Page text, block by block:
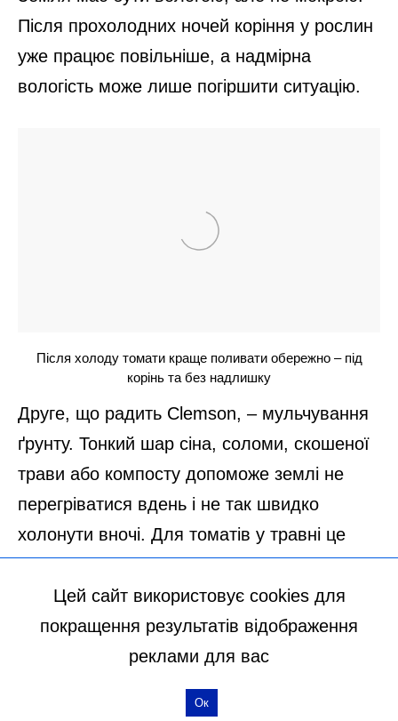
Цей сайт використовує cookies для
покращення результатів відображення
реклами для вас
Ок